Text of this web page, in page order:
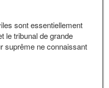
sont essentiellement
le tribunal de grande
suprême ne connaissant